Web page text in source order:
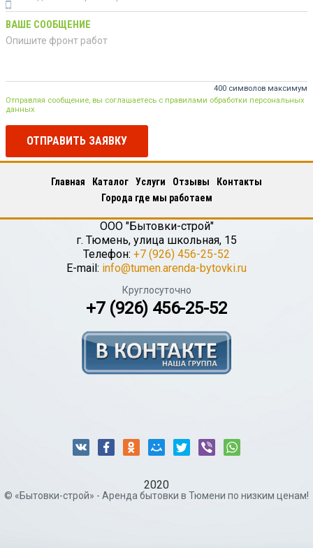
ВАШЕ СООБЩЕНИЕ
400 символов максимум
Отправляя сообщение, вы соглашаетесь с правилами обработки персональных
данных
ОТПРАВИТЬ ЗАЯВКУ
Главная Каталог Услуги Отзывы
Контакты
Города где мы работаем
ООО "Бытовки-строй"
г. Тюмень, улица школьная, 15
Телефон: +7 (926) 456-25-52
E-mail: info@tumen.arenda-bytovki.ru
Круглосуточно
+7 (926) 456-25-52
2020
© «Бытовки-строй» - Аренда бытовки в Тюмени по низким ценам!